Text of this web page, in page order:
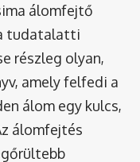
álomfejtő
tudatalatti
részleg olyan,
amely felfedi a
álom egy kulcs,
álomfejtés